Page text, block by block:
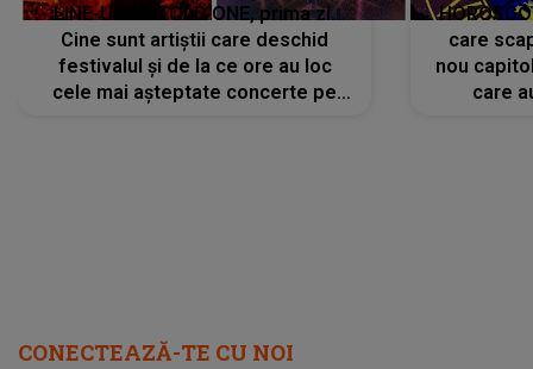
LINE-UP UNTOLD ONE, prima zi.
Cine sunt artiștii care deschid
festivalul și de la ce ore au loc
cele mai așteptate concerte pe
care
nou
care
CONECTEAZĂ-TE CU NOI